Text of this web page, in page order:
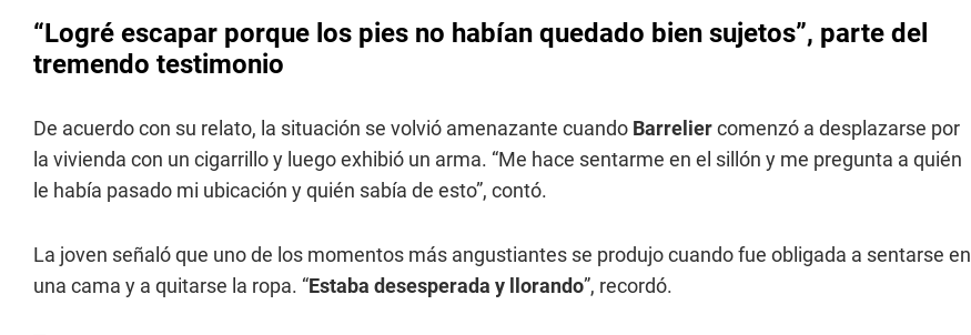
“Logré escapar porque los pies no habían quedado bien sujetos”, parte del
tremendo testimonio
De acuerdo con su relato, la situación se volvió amenazante cuando Barreliercomenzó a desplazarse por
la vivienda con un cigarrillo y luego exhibió un arma. “Me hace sentarme en el sillón y me pregunta a quién
le había pasado mi ubicación y quién sabía de esto”, contó.
La joven señaló que uno de los momentos más angustiantes se produjo cuando fue obligada a sentarse en
una cama y a quitarse la ropa. “Estaba desesperada y llorando”, recordó.